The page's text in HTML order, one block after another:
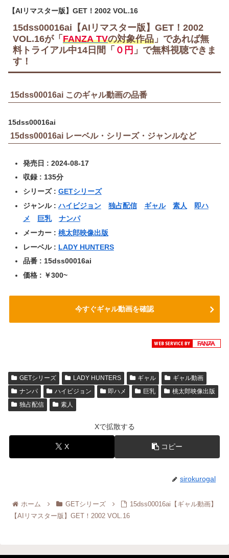
【AIリマスター版】GET！2002 VOL.16
15dss00016ai【AIリマスター版】GET！2002
VOL.16が「 FANZA TVの対象作品 」であれば無
料トライアル中14日間 「 ０円 」で無料視聴できま
す！
15dss00016ai このギャル動画の品番
15dss00016ai
15dss00016ai レーベル・シリーズ・ジャンルなど
発売日 : 2024-08-17
収録 : 135分
シリーズ : GETシリーズ
ジャンル :ハイビジョン 独占配信 ギャル 素人
即ハ
メ
巨乳
ナンパ
メーカー : 桃太郎映像出版
レーベル : LADY HUNTERS
品番 : 15dss00016ai
価格 : ￥300~
今すぐギャル動画を確認
GETシリーズ LADY HUNTERS ギャル
ギャル動画
ナンパ
ハイビジョン 即ハメ 巨乳
桃太郎映像出版
独占配信
素人
Xで拡散する
X コピー
sirokurogal
ホーム GETシリーズ
15dss00016ai【ギャル動画】
【AIリマスター版】GET！2002 VOL.16